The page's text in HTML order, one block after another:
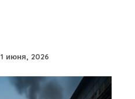
1 июня, 2026